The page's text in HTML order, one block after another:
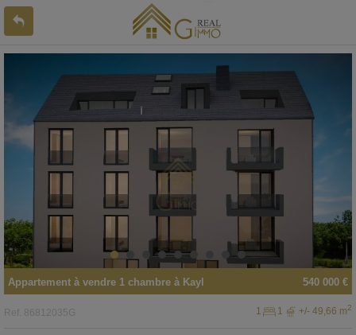
540 000 €
Appartement à vendre 1 chambre à Kayl
Ref. 86812035G 1 1 +/- 49,66 m2